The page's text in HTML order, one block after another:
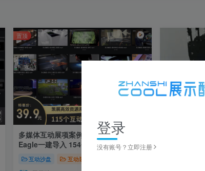
置顶
多媒体互动展项案例视频打包 支持
Eagle一建导入 154个文件共 4.45G
互动沙盘 互动装置
中国移动
登录
没有账号？立即注册